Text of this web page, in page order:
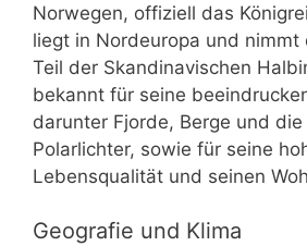
Norwegen, offiziell das
liegt in Nordeuropa und nimmt
Teil der Skandinavischen
bekannt für seine
darunter Fjorde, Berge und
Polarlichter, sowie für seine
Lebensqualität und seinen
Geografie und Klima